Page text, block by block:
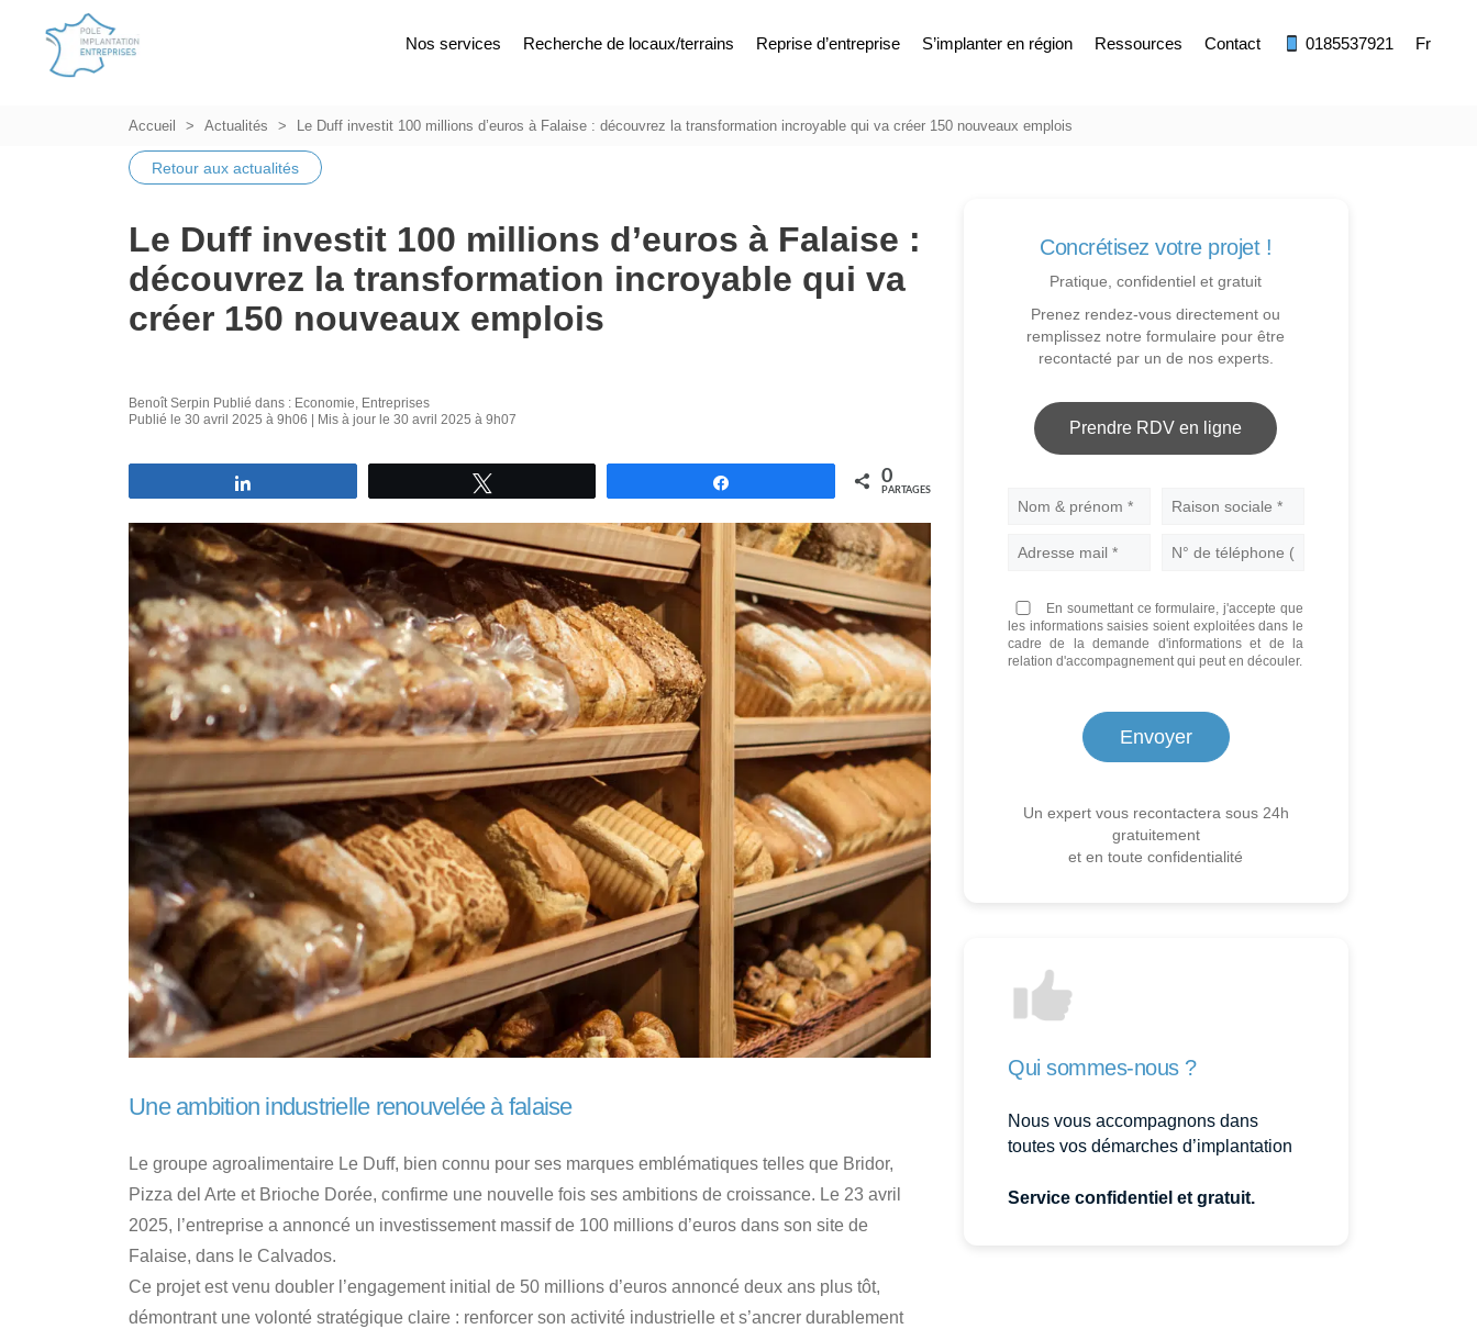
Nos services Recherche de locaux/terrains Reprise d’entreprise S’implanter en région Ressources Contact 0185537921 Fr
Accueil Actualités Le Duff investit 100 millions d’euros à Falaise : découvrez la transformation incroyable qui va créer 150 nouveaux emplois
Retour aux actualités
Le Duff investit 100 millions d’euros à Falaise :
découvrez la transformation incroyable qui va
créer 150 nouveaux emplois
Benoît Serpin Publié dans : Economie, Entreprises
Publié le 30 avril 2025 à 9h06 | Mis à jour le 30 avril 2025 à 9h07
0
PARTAGES
Une ambition industrielle renouvelée à falaise
Le groupe agroalimentaire Le Duff, bien connu pour ses marques emblématiques telles que Bridor,
Pizza del Arte et Brioche Dorée, confirme une nouvelle fois ses ambitions de croissance. Le 23 avril
2025, l’entreprise a annoncé un investissement massif de 100 millions d’euros dans son site de
Falaise, dans le Calvados.
Ce projet est venu doubler l’engagement initial de 50 millions d’euros annoncé deux ans plus tôt,
démontrant une volonté stratégique claire : renforcer son activité industrielle et s’ancrer durablement
Concrétisez votre projet !
Pratique, confidentiel et gratuit
Prenez rendez-vous directement ou
remplissez notre formulaire pour être
recontacté par un de nos experts.
Prendre RDV en ligne
Nom
En soumettant ce formulaire, j'accepte que
les informations saisies soient exploitées dans le
cadre de la demande d'informations et de la
relation d'accompagnement qui peut en découler.
Un expert vous recontactera sous 24h
gratuitement
et en toute confidentialité
Qui sommes-nous ?
Nous vous accompagnons dans
toutes vos démarches d’implantation
Service confidentiel et gratuit.